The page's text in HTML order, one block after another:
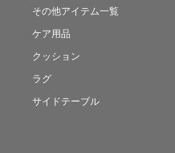
その他アイテム一覧
ケア用品
クッション
ラグ
サイドテーブル